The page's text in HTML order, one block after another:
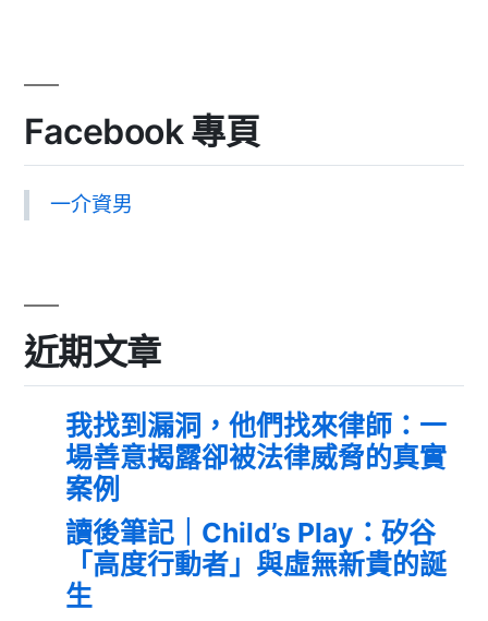
Facebook 專頁
一介資男
近期文章
我找到漏洞，他們找來律師：一
場善意揭露卻被法律威脅的真實
案例
讀後筆記｜Child’s Play：矽谷
「高度行動者」與虛無新貴的誕
生